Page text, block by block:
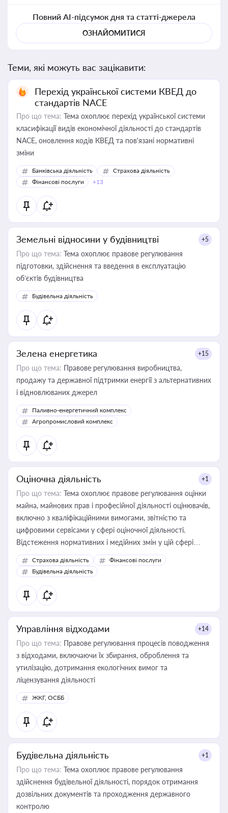
Повний AI-підсумок дня та статті-джерела
ОЗНАЙОМИТИСЯ
Теми, які можуть вас зацікавити:
Перехід української системи КВЕД до
стандартів NACE
Про що тема: Тема охоплює перехід української системи
класифікації видів економічної діяльності до стандартів
NACE, оновлення кодів КВЕД та пов'язані нормативні
зміни
Банківська діяльність
Страхова діяльність
Фінансові послуги
+13
Земельні відносини у будівництві +5
Про що тема: Тема охоплює правове регулювання
підготовки, здійснення та введення в експлуатацію
об’єктів будівництва
Будівельна діяльність
Зелена енергетика +15
Про що тема: Правове регулювання виробництва,
продажу та державної підтримки енергії з альтернативних
і відновлюваних джерел
Паливно-енергетичний комплекс
Агропромисловий комплекс
Оціночна діяльність +1
Про що тема: Тема охоплює правове регулювання оцінки
майна, майнових прав і професійної діяльності оцінювачів,
включно з кваліфікаційними вимогами, звітністю та
цифровими сервісами у сфері оціночної діяльності.
Відстеження нормативних і медійних змін у цій сфері
корисне для власника бізнесу, керівника, юриста або
бухгалтера під час оподаткування, приватизації, оренди
державного майна, корпоративних угод і перевірки
статусу суб'єктів оціночної діяльності
Страхова діяльність
Фінансові послуги
Будівельна діяльність
Управління відходами +14
Про що тема: Правове регулювання процесів поводження
з відходами, включаючи їх збирання, оброблення та
утилізацію, дотримання екологічних вимог та
ліцензування діяльності
ЖКГ, ОСББ
Будівельна діяльність +1
Про що тема: Тема охоплює правове регулювання
здійснення будівельної діяльності, порядок отримання
дозвільних документів та проходження державного
контролю